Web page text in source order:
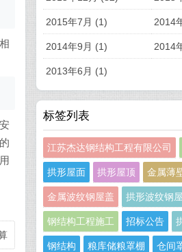
2015年7月 (1) 2014
2014年9月 (1) 2014
2013年6月 (1)
标签列表
江苏杰达钢结构工程有限公司
拱形屋面 拱形屋顶 金属薄
金属波纹钢屋盖 拱形波纹钢
钢结构工程施工 招标公告
钢结构 粮库储粮罩棚 仓间